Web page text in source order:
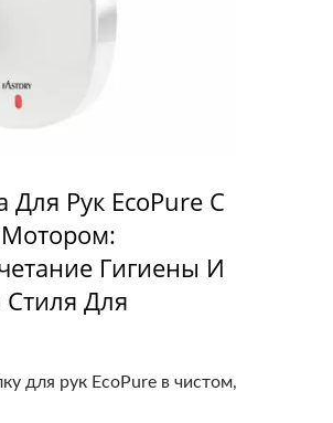
Для Рук EcoPure С
Гигиены И
Для
для рук EcoPure в чистом,